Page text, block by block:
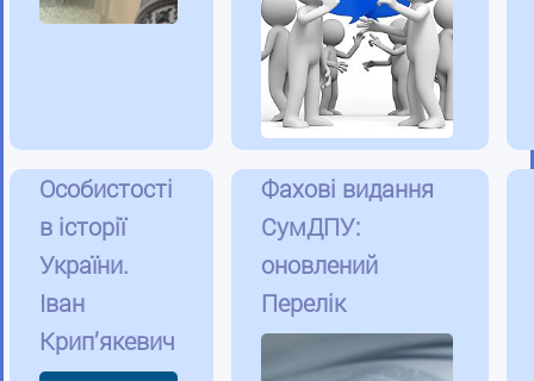
Особистості
в історії
України.
Іван
Крип’якевич
Фахові видання
СумДПУ:
оновлений
Перелік